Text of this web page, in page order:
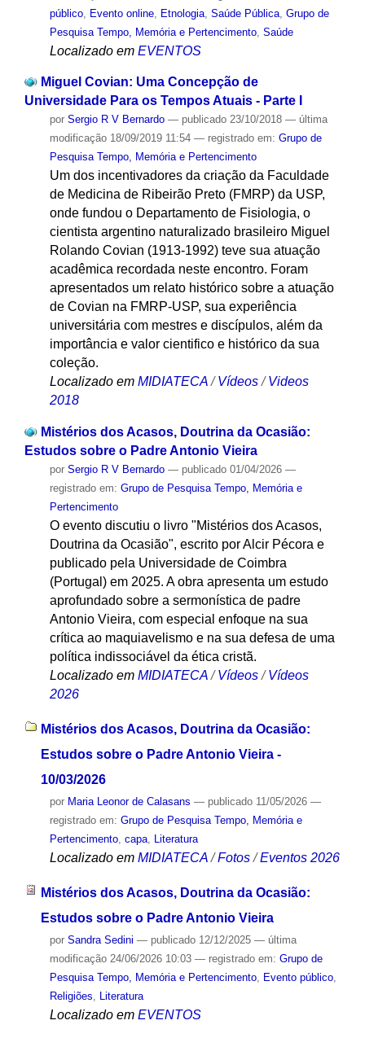
público, Evento online, Etnologia, Saúde Pública, Grupo de
Pesquisa Tempo, Memória e Pertencimento, Saúde
Localizado em EVENTOS
Miguel Covian: Uma Concepção de
Universidade Para os Tempos Atuais - Parte I
por Sergio R V Bernardo — publicado23/10/2018 — última
modificação18/09/2019 11:54 — registrado em: Grupo de
Pesquisa Tempo, Memória e Pertencimento
Um dos incentivadores da criação da Faculdade
de Medicina de Ribeirão Preto (FMRP) da USP,
onde fundou o Departamento de Fisiologia, o
cientista argentino naturalizado brasileiro Miguel
Rolando Covian (1913-1992) teve sua atuação
acadêmica recordada neste encontro. Foram
apresentados um relato histórico sobre a atuação
de Covian na FMRP-USP, sua experiência
universitária com mestres e discípulos, além da
importância e valor cientifico e histórico da sua
coleção.
Localizado em MIDIATECA / Vídeos / Videos
2018
Mistérios dos Acasos, Doutrina da Ocasião:
Estudos sobre o Padre Antonio Vieira
por Sergio R V Bernardo — publicado01/04/2026 —
registrado em: Grupo de Pesquisa Tempo, Memória e
Pertencimento
O evento discutiu o livro "Mistérios dos Acasos,
Doutrina da Ocasião", escrito por Alcir Pécora e
publicado pela Universidade de Coimbra
(Portugal) em 2025. A obra apresenta um estudo
aprofundado sobre a sermonística de padre
Antonio Vieira, com especial enfoque na sua
crítica ao maquiavelismo e na sua defesa de uma
política indissociável da ética cristã.
Localizado em MIDIATECA /Vídeos /Vídeos
2026
Mistérios dos Acasos, Doutrina da Ocasião:
Estudos sobre o Padre Antonio Vieira -
10/03/2026
por Maria Leonor de Calasans — publicado11/05/2026 —
registrado em: Grupo de Pesquisa Tempo, Memória e
Pertencimento, capa, Literatura
Localizado em MIDIATECA /Fotos /Eventos 2026
Mistérios dos Acasos, Doutrina da Ocasião:
Estudos sobre o Padre Antonio Vieira
por Sandra Sedini — publicado12/12/2025 — última
modificação24/06/2026 10:03 — registrado em: Grupo de
Pesquisa Tempo, Memória e Pertencimento, Evento público,
Religiões
Literatura
Localizado em EVENTOS